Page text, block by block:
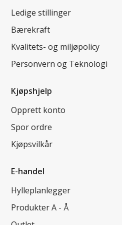
Ledige stillinger
Bærekraft
Kvalitets- og miljøpolicy
Personvern og Teknologi
Kjøpshjelp
Opprett konto
Spor ordre
Kjøpsvilkår
E-handel
Hylleplanlegger
Produkter A - Å